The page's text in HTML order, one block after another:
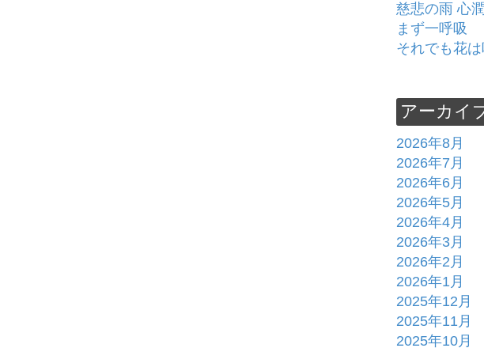
慈悲の雨 心
まず一呼吸
それでも花は
アーカイ
2026年8月
2026年7月
2026年6月
2026年5月
2026年4月
2026年3月
2026年2月
2026年1月
2025年12月
2025年11月
2025年10月